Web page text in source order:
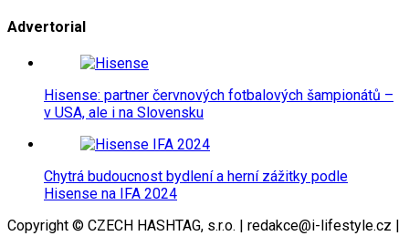
Advertorial
Hisense: partner červnových fotbalových šampionátů –
v USA, ale i na Slovensku
Chytrá budoucnost bydlení a herní zážitky podle
Hisense na IFA 2024
Copyright © CZECH HASHTAG, s.r.o. | redakce@i-lifestyle.cz |